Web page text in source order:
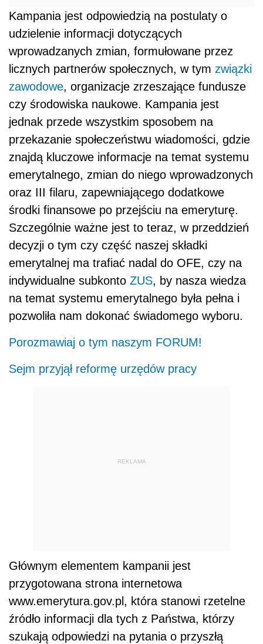
Kampania jest odpowiedzią na postulaty o
udzielenie informacji dotyczących
wprowadzanych zmian, formułowane przez
licznych partnerów społecznych, w tym związki
zawodowe, organizacje zrzeszające fundusze
czy środowiska naukowe. Kampania jest
jednak przede wszystkim sposobem na
przekazanie społeczeństwu wiadomości, gdzie
znajdą kluczowe informacje na temat systemu
emerytalnego, zmian do niego wprowadzonych
oraz III filaru, zapewniającego dodatkowe
środki finansowe po przejściu na emeryturę.
Szczególnie ważne jest to teraz, w przeddzień
decyzji o tym czy część naszej składki
emerytalnej ma trafiać nadal do OFE, czy na
indywidualne subkonto ZUS, by nasza wiedza
na temat systemu emerytalnego była pełna i
pozwoliła nam dokonać świadomego wyboru.
Porozmawiaj o tym naszym FORUM!
Sejm przyjął reformę urzędów pracy
REKLAMA
Głównym elementem kampanii jest
przygotowana strona internetowa
www.emerytura.gov.pl, która stanowi rzetelne
źródło informacji dla tych z Państwa, którzy
szukają odpowiedzi na pytania o przyszłą